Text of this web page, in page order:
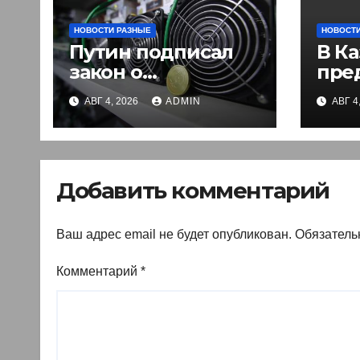
НОВОСТИ РАЗНЫЕ
Путин подписал
закон о
легализации
криптовалют в
России. Что нужно
АВГ 4, 2026 ADMIN
В
АВГ
Добавить комментарий
Ваш адрес email не будет опубликован.
Комментарий *